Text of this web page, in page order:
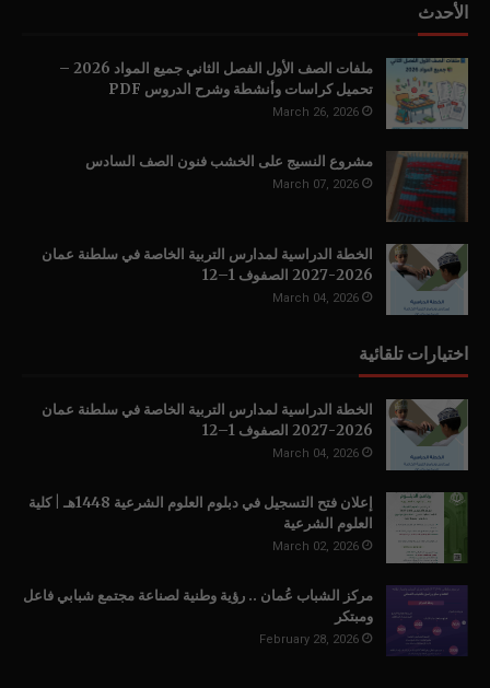
الأحدث
ملفات الصف الأول الفصل الثاني جميع المواد 2026 –
تحميل كراسات وأنشطة وشرح الدروس PDF
March 26, 2026
مشروع النسيج على الخشب فنون الصف السادس
March 07, 2026
الخطة الدراسية لمدارس التربية الخاصة في سلطنة عمان
2026-2027 الصفوف 1–12
March 04, 2026
اختيارات تلقائية
الخطة الدراسية لمدارس التربية الخاصة في سلطنة عمان
2026-2027 الصفوف 1–12
March 04, 2026
إعلان فتح التسجيل في دبلوم العلوم الشرعية 1448هـ | كلية
العلوم الشرعية
March 02, 2026
مركز الشباب عُمان .. رؤية وطنية لصناعة مجتمع شبابي فاعل
ومبتكر
February 28, 2026